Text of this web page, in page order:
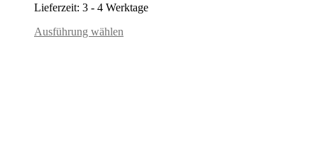
war:
ist:
Lieferzeit: 3 - 4 Werktage
Ausführung wählen